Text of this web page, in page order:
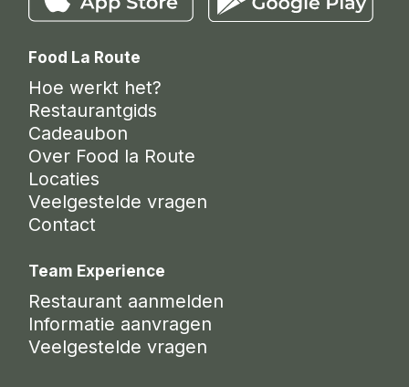
Food La Route
Hoe werkt het?
Restaurantgids
Cadeaubon
Over Food la Route
Locaties
Veelgestelde vragen
Contact
Team Experience
Restaurant aanmelden
Informatie aanvragen
Veelgestelde vragen